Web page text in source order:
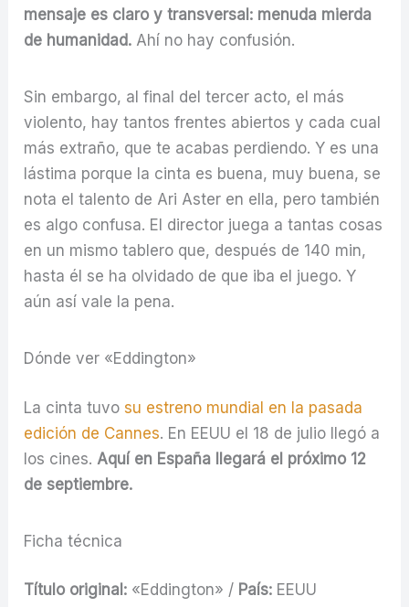
mensaje es claro y transversal: menuda mierda
de humanidad. Ahí no hay confusión.
Sin embargo, al final del tercer acto, el más
violento, hay tantos frentes abiertos y cada cual
más extraño, que te acabas perdiendo. Y es una
lástima porque la cinta es buena, muy buena, se
nota el talento de Ari Aster en ella, pero también
es algo confusa. El director juega a tantas cosas
en un mismo tablero que, después de 140 min,
hasta él se ha olvidado de que iba el juego. Y
aún así vale la pena.
Dónde ver «Eddington»
La cinta tuvo su estreno mundial en la pasada
edición de Cannes. En EEUU el 18 de julio llegó a
los cines. Aquí en España llegará el próximo 12
de septiembre.
Ficha técnica
Título original: «Eddington» / País: EEUU